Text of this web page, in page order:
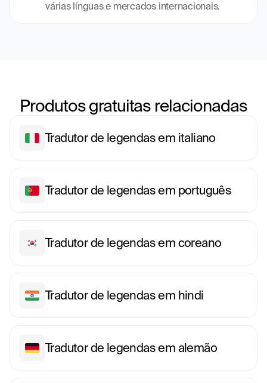
várias línguas e mercados internacionais.
Produtos gratuitas relacionadas
Tradutor de legendas em italiano
Tradutor de legendas em português
Tradutor de legendas em coreano
Tradutor de legendas em hindi
Tradutor de legendas em alemão